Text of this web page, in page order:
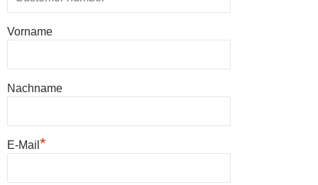
Vorname
Nachname
E-Mail *